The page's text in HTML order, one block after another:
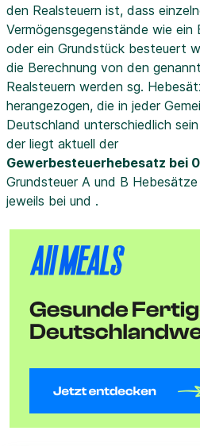
den Realsteuern ist, dass
Vermögensgegenstände wie ein
oder ein Grundstück besteuert
die Berechnung von den
Realsteuern werden sg.
herangezogen, die in jeder
Deutschland unterschiedlich
der liegt aktuell der
Gewerbesteuerhebesatz bei
Grundsteuer A und B Hebesätze
jeweils bei und .